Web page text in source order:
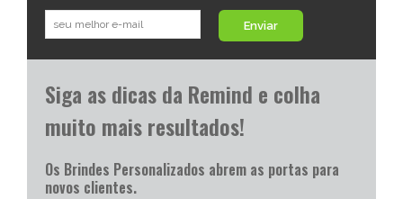
Enviar
Siga as dicas da Remind e colha
muito mais resultados!
Os Brindes Personalizados abrem as portas para
novos clientes.